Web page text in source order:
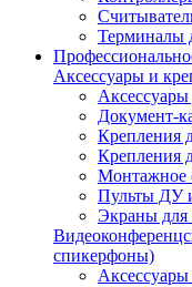
Терминалы
Аксессуары и
Документ-
Крепления
Крепления
Монтажное
Пульты ДУ
Экраны для
спикерфоны)